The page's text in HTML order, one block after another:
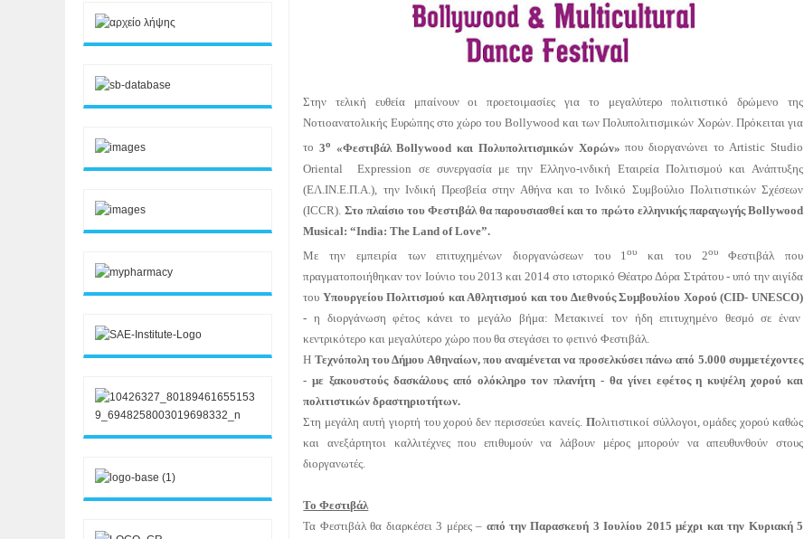
Στην τελική ευθεία μπαίνουν οι προετοιμασίες για το μεγαλύτερο πολιτιστικό δρώμενο της
Νοτιοανατολικής Ευρώπης στο χώρο του Bollywood και των Πολυπολιτισμικών Χορών. Πρόκειται για
το3ο «Φεστιβάλ Bollywood και Πολυπολιτισμικών Χορών» που διοργανώνει τοArtistic Studio
Oriental
Expression σε συνεργασία με την Ελληνο-ινδική Εταιρεία Πολιτισμού και Ανάπτυξης
(ΕΛ.ΙΝ.Ε.Π.Α.), την Ινδική Πρεσβεία στην Αθήνα και το Ινδικό Συμβούλιο Πολιτιστικών Σχέσεων
(ICCR). Στο πλαίσιο του Φεστιβάλ θα παρουσιασθεί και το πρώτο ελληνικής παραγωγήςBollywood
Musical:“India:The Land of Love”.
Με την εμπειρία των επιτυχημένων διοργανώσεων του 1ου και του 2ουΦεστιβάλ που
πραγματοποιήθηκαν τον Ιούνιο του 2013 και 2014 στο ιστορικό Θέατρο Δόρα Στράτου - υπό την αιγίδα
του Υπουργείου Πολιτισμού και Αθλητισμού και του Διεθνούς Συμβουλίου Χορού (CID- UNESCO)
- η διοργάνωση φέτος κάνει το μεγάλο βήμα: Μετακινεί τον ήδη επιτυχημένο θεσμό σε έναν
κεντρικότερο και μεγαλύτερο χώρο που θα στεγάσει το φετινό Φεστιβάλ.
Η Τεχνόπολη του Δήμου Αθηναίων, που αναμένεται να προσελκύσει πάνω από 5.000 συμμετέχοντες
- με ξακουστούς δασκάλους από ολόκληρο τον πλανήτη - θα γίνει εφέτος η κυψέλη χορού και
πολιτιστικών δραστηριοτήτων.
Στη μεγάλη αυτή γιορτή του χορού δεν περισσεύει κανείς.Πολιτιστικοί σύλλογοι, ομάδες χορού καθώς
και ανεξάρτητοι καλλιτέχνες που επιθυμούν να λάβουν μέρος μπορούν να απευθυνθούν στους
διοργανωτές.
Το Φεστιβάλ
Τα Φεστιβάλ θα διαρκέσει 3 μέρες – από την Παρασκευή 3 Ιουλίου 2015 μέχρι και την Κυριακή 5